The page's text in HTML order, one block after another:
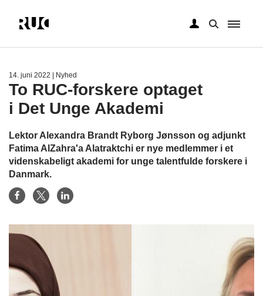
14. juni 2022 | Nyhed
To RUC-forskere optaget
i Det Unge Akademi
Lektor Alexandra Brandt Ryborg Jønsson og adjunkt
Fatima AlZahra'a Alatraktchi er nye medlemmer i et
videnskabeligt akademi for unge talentfulde forskere i
Danmark.